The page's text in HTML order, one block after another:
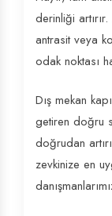
derinliği
antrasit veya
odak noktası
Dış mekan
getiren doğru
doğrudan
zevkinize en